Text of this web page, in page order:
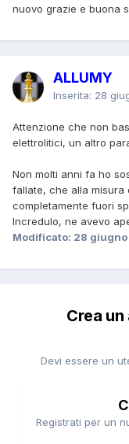
nuovo grazie e buona
ALLUMY
Inserita: 28
Attenzione che non
elettrolitici, un altro
Non molti anni fa ho
fallate, che alla misura
completamente fuori
Incredulo, ne avevo
Modificato: 28 giugno
Crea
Devi essere un
Registrati per un